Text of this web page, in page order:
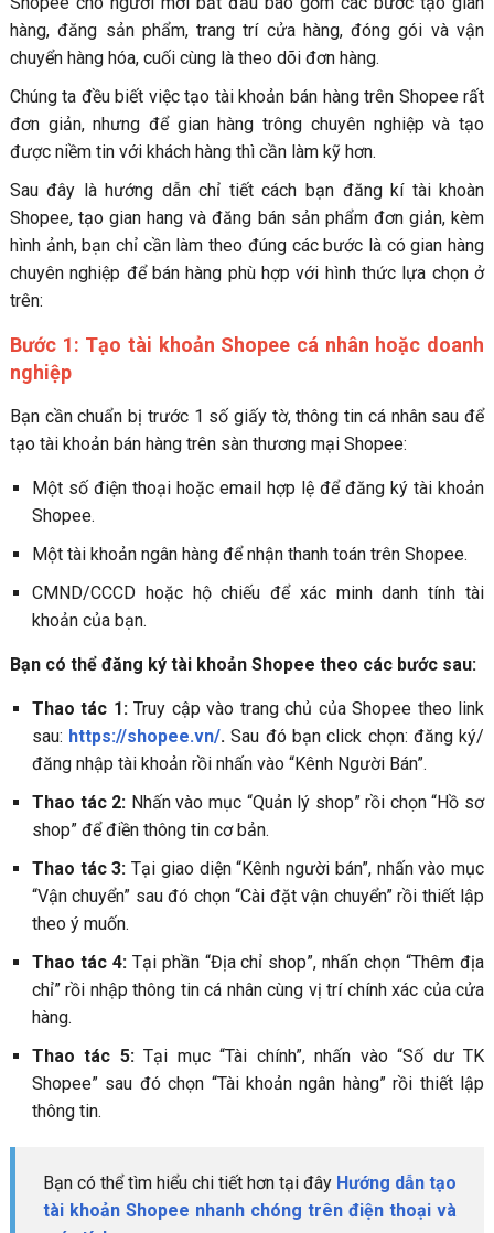
hàng, đăng sản phẩm, trang trí cửa hàng, đóng gói và vận
chuyển hàng hóa, cuối cùng là theo dõi đơn hàng.
Chúng ta đều biết việc tạo tài khoản bán hàng trên Shopee rất
đơn giản, nhưng để gian hàng trông chuyên nghiệp và tạo
được niềm tin với khách hàng thì cần làm kỹ hơn.
Sau đây là hướng dẫn chỉ tiết cách bạn đăng kí tài khoàn
Shopee, tạo gian hang và đăng bán sản phẩm đơn giản, kèm
hình ảnh, bạn chỉ cần làm theo đúng các bước là có gian hàng
chuyên nghiệp để bán hàng phù hợp với hình thức lựa chọn ở
trên:
Bước 1: Tạo tài khoản Shopee cá nhân hoặc doanh
nghiệp
Bạn cần chuẩn bị trước 1 số giấy tờ, thông tin cá nhân sau để
tạo tài khoản bán hàng trên sàn thương mại Shopee:
Một số điện thoại hoặc email hợp lệ để đăng ký tài khoản
Shopee.
Một tài khoản ngân hàng để nhận thanh toán trên Shopee.
CMND/CCCD hoặc hộ chiếu để xác minh danh tính tài
khoản của bạn.
Bạn có thể đăng ký tài khoản Shopee theo các bước sau:
Thao tác 1:Truy cập vào trang chủ của Shopee theo link
sau: https://shopee.vn/.Sau đó bạn click chọn: đăng ký/
đăng nhập tài khoản rồi nhấn vào “Kênh Người Bán”.
Thao tác 2: Nhấn vào mục “Quản lý shop” rồi chọn “Hồ sơ
shop” để điền thông tin cơ bản.
Thao tác 3: Tại giao diện “Kênh người bán”, nhấn vào mục
“Vận chuyển” sau đó chọn “Cài đặt vận chuyển” rồi thiết lập
theo ý muốn.
Thao tác 4:Tại phần “Địa chỉ shop”, nhấn chọn “Thêm địa
chỉ” rồi nhập thông tin cá nhân cùng vị trí chính xác của cửa
hàng.
Thao tác 5:Tại mục “Tài chính”, nhấn vào “Số dư TK
Shopee” sau đó chọn “Tài khoản ngân hàng” rồi thiết lập
thông tin.
Bạn có thể tìm hiểu chi tiết hơn tại đây Hướng dẫn tạo
tài khoản Shopee nhanh chóng trên điện thoại và